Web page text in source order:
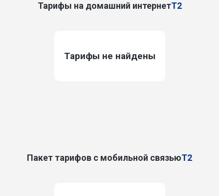
Тарифы на домашний интернетT2
Тарифы не найдены
Пакет тарифов с мобильной связьюT2